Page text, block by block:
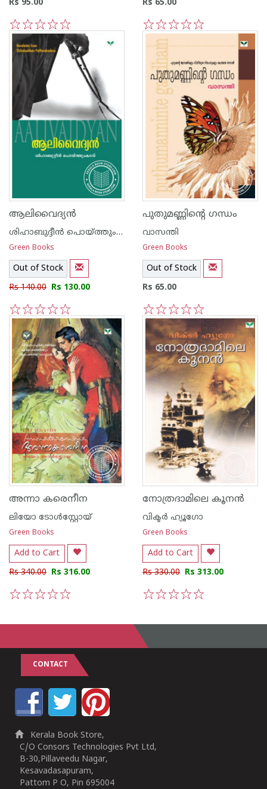
Rs 95.00
5
4
3
2
1
Rs 65.00
5
4
3
2
1
ആലിവൈദ്യ‌ന്‍
ശിഹാബുദ്ദീന്‍ പൊയ്ത്തുംകടവ്
Green Books
Out of Stock
Rs 140.00 Rs 130.00
5
4
3
2
1
പുതുമണ്ണിന്റെ ഗന്ധം
വാസന്തി
Green Books
Out of Stock
Rs 65.00
5
4
3
2
1
അന്നാ കരെനീന
ലിയോ ടോള്‍സ്റ്റോയ്
Green Books
Add to Cart
Rs 340.00 Rs 316.00
നോത്രദാമിലെ കൂന‌ന്‍
വിക്ടര്‍ ഹ്യൂഗോ
Green Books
Add to Cart
Rs 330.00 Rs 313.00
CONTACT
Kerala Book Store,
C/O Consors Technologies Pvt Ltd,
B-30,Pillaveedu Nagar,
Kesavadasapuram,
Pattom P O, Pin 695004